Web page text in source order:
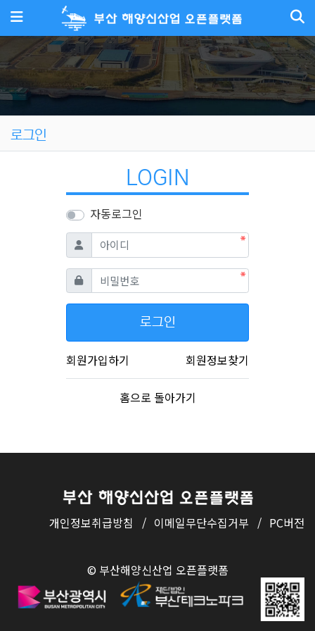
메뉴
로그인
LOGIN
자동로그인
아이디 필수
비밀번호필수
로그인
회원가입하기 회원정보찾기
홈으로 돌아가기
개인정보취급방침 / 이메일무단수집거부 / PC버전
© 부산해양신산업 오픈플랫폼